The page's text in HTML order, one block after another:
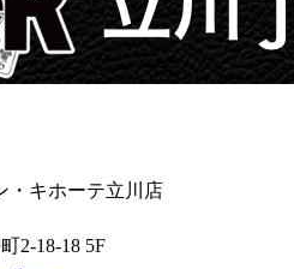
・キホーテ立川店
2-18-18 5F